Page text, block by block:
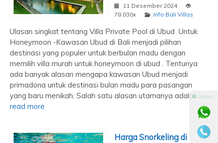
11 Desember 2024
78.030x
Info Bali Villas
Ulasan singkat tentang Villa Private Pool di Ubud Untuk
Honeymoon -Kawasan Ubud di Bali menjadi pilihan
destinasi yang populer untuk berbulan madu dengan
memilih villa murah untuk honeymoon di ubud . Tentunya
ada banyak alasan mengapa kawasan Ubud menjadi
primadona untuk destinasi bulan madu para pasangan
yang baru menikah. Salah satu alasan utamanya adala...
read more
Harga Snorkeling di
⚫ Online